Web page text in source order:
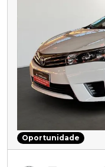
Oportunidade